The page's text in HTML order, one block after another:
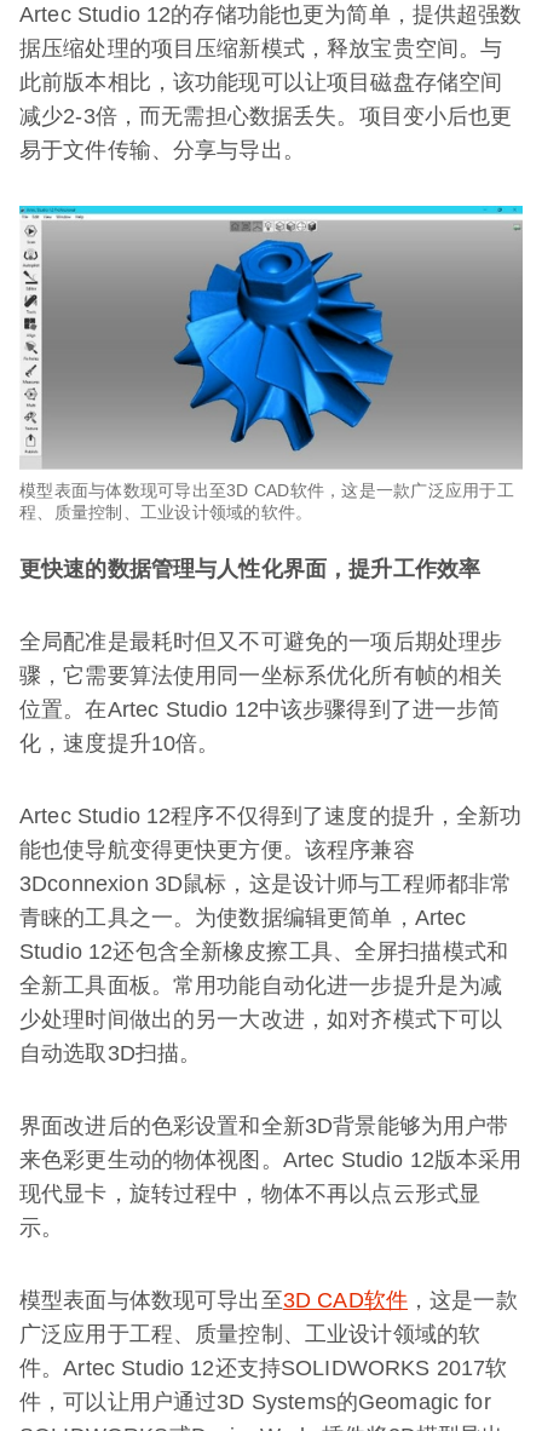
Artec Studio 12的存储功能也更为简单，提供超强数
据压缩处理的项目压缩新模式，释放宝贵空间。与
此前版本相比，该功能现可以让项目磁盘存储空间
减少2-3倍，而无需担心数据丢失。项目变小后也更
易于文件传输、分享与导出。
模型表面与体数现可导出至3D CAD软件，这是一款广泛应用于工
程、质量控制、工业设计领域的软件。​
更快速的数据管理与人性化界面，提升工作效率
全局配准是最耗时但又不可避免的一项后期处理步
骤，它需要算法使用同一坐标系优化所有帧的相关
位置。在Artec Studio 12中该步骤得到了进一步简
化，速度提升10倍。
Artec Studio 12程序不仅得到了速度的提升，全新功
能也使导航变得更快更方便。该程序兼容
3Dconnexion 3D鼠标，这是设计师与工程师都非常
青睐的工具之一。为使数据编辑更简单，Artec
Studio 12还包含全新橡皮擦工具、全屏扫描模式和
全新工具面板。常用功能自动化进一步提升是为减
少处理时间做出的另一大改进，如对齐模式下可以
自动选取3D扫描。
界面改进后的色彩设置和全新3D背景能够为用户带
来色彩更生动的物体视图。Artec Studio 12版本采用
现代显卡，旋转过程中，物体不再以点云形式显
示。
模型表面与体数现可导出至3D CAD软件 ，这是一款
广泛应用于工程、质量控制、工业设计领域的软
件。Artec Studio 12还支持SOLIDWORKS 2017软
件，可以让用户通过3D Systems的Geomagic for